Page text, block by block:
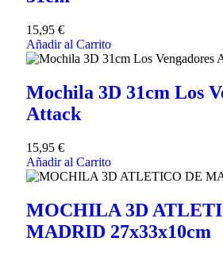
15,95 €
Añadir al Carrito
Mochila 3D 31cm Los
Attack
15,95 €
Añadir al Carrito
MOCHILA 3D
MADRID 27x33x10cm